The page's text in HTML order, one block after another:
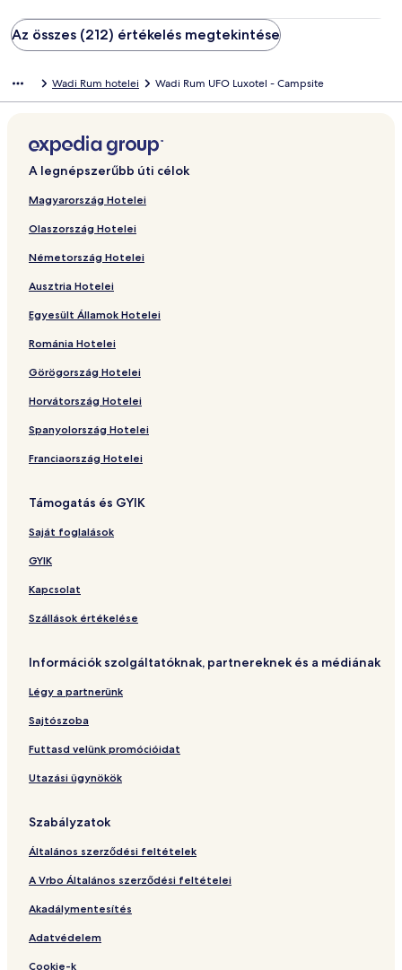
Az összes (212) értékelés megtekintése
Wadi Rum hotelei Wadi Rum UFO Luxotel - Campsite
A legnépszerűbb úti célok
Magyarország Hotelei
Olaszország Hotelei
Németország Hotelei
Ausztria Hotelei
Egyesült Államok Hotelei
Románia Hotelei
Görögország Hotelei
Horvátország Hotelei
Spanyolország Hotelei
Franciaország Hotelei
Támogatás és GYIK
Saját foglalások
GYIK
Kapcsolat
Szállások értékelése
Információk szolgáltatóknak, partnereknek és a médiának
Légy a partnerünk
Sajtószoba
Futtasd velünk promócióidat
Utazási ügynökök
Szabályzatok
Általános szerződési feltételek
A Vrbo Általános szerződési feltételei
Akadálymentesítés
Adatvédelem
Cookie-k